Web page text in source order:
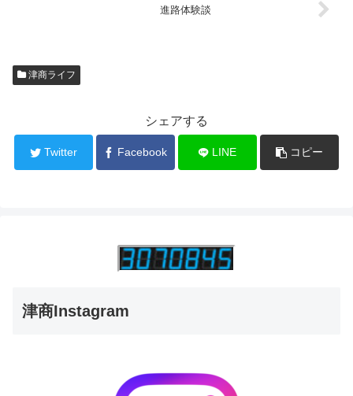
進路体験談
津商ライフ
シェアする
Twitter Facebook LINE コピー
津商Instagram